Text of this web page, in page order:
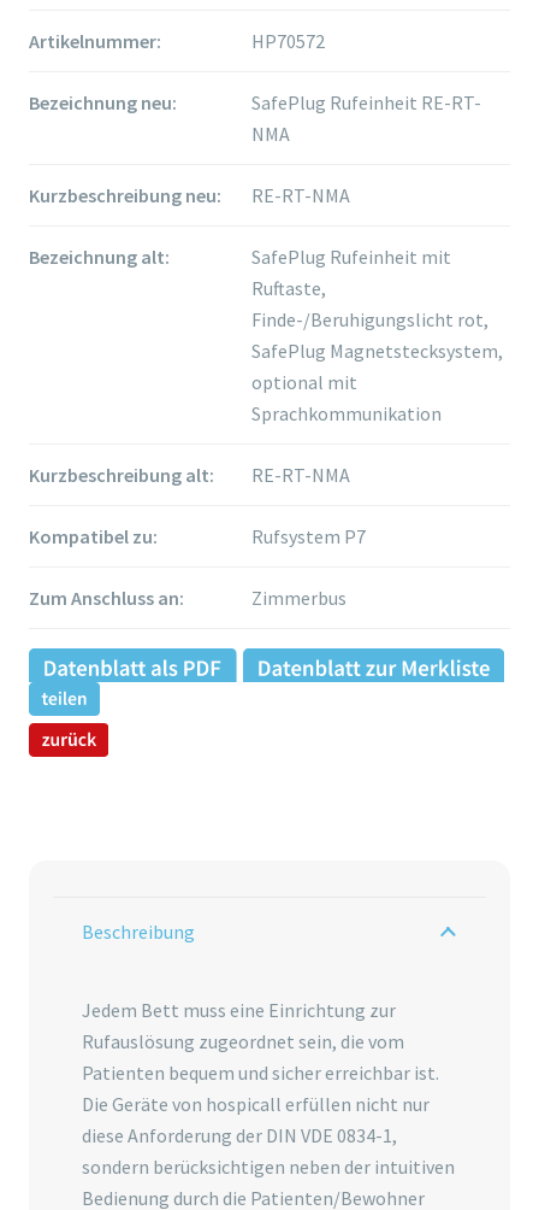
Artikelnummer: HP70572
Bezeichnung neu:
SafePlug Rufeinheit RE-RT-
NMA
Kurzbeschreibung neu: RE-RT-NMA
Bezeichnung alt:
SafePlug Rufeinheit mit
Ruftaste,
Finde-/Beruhigungslicht rot,
SafePlug Magnetstecksystem,
optional mit
Sprachkommunikation
Kurzbeschreibung alt: RE-RT-NMA
Kompatibel zu: Rufsystem P7
Zum Anschluss an: Zimmerbus
Beschreibung
Jedem Bett muss eine Einrichtung zur
Rufauslösung zugeordnet sein, die vom
Patienten bequem und sicher erreichbar ist.
Die Geräte von hospicall erfüllen nicht nur
diese Anforderung der DIN VDE 0834-1,
sondern berücksichtigen neben der intuitiven
Bedienung durch die Patienten/Bewohner